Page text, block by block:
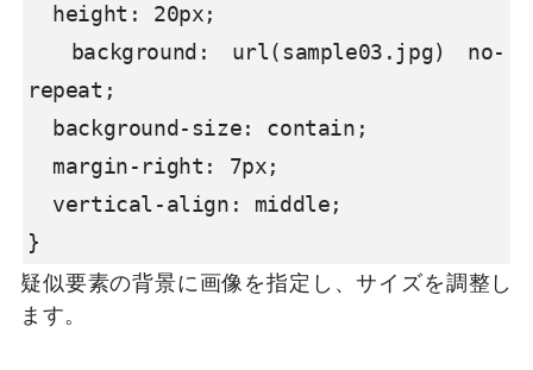
repeat;
}
疑似要素の背景に画像を指定し、サイズを調整し
ます。